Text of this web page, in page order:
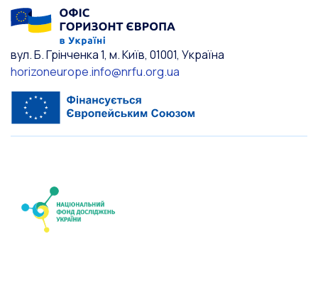
вул. Б. Грінченка 1, м. Київ, 01001, Україна
horizoneurope.info@nrfu.org.ua